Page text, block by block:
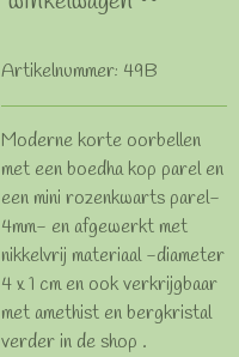
Artikelnummer: 49B
Moderne korte oorbellen
met een boedha kop parel en
een mini rozenkwarts parel-
4mm- en afgewerkt met
nikkelvrij materiaal -diameter
4 x 1 cm en ook verkrijgbaar
met amethist en bergkristal
verder in de shop .